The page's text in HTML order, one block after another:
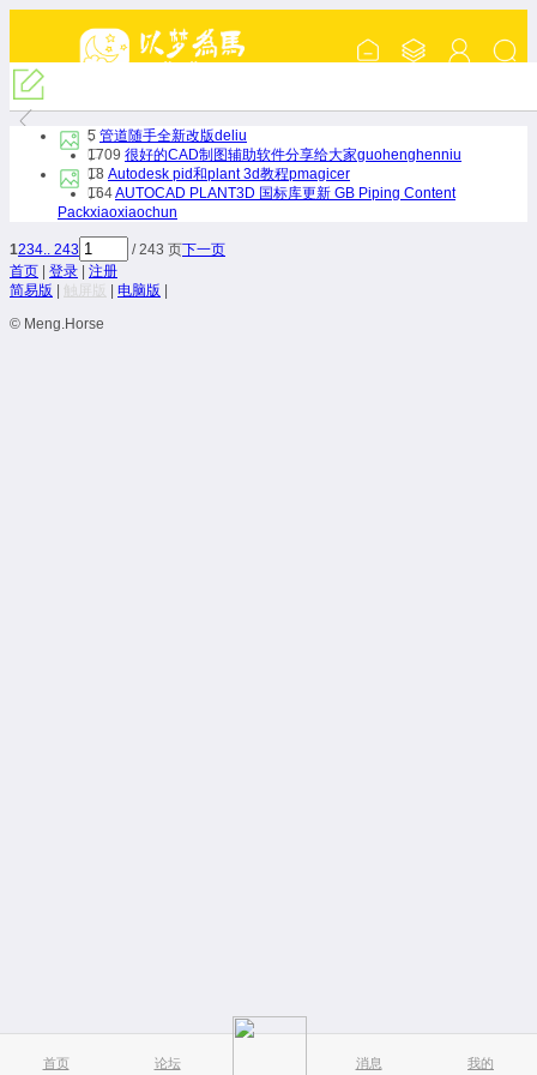
首页 论坛 消息 我的
『CAD制图技术交流』
5 管道随手全新改版deliu
1709 很好的CAD制图辅助软件分享给大家guohenghenniu
18 Autodesk pid和plant 3d教程pmagicer
164AUTOCAD PLANT3D 国标库更新 GB Piping Content
Packxiaoxiaochun
1234.. 243 / 243 页下一页
首页
登录
注册
简易版
触屏版 电脑版
© Meng.Horse